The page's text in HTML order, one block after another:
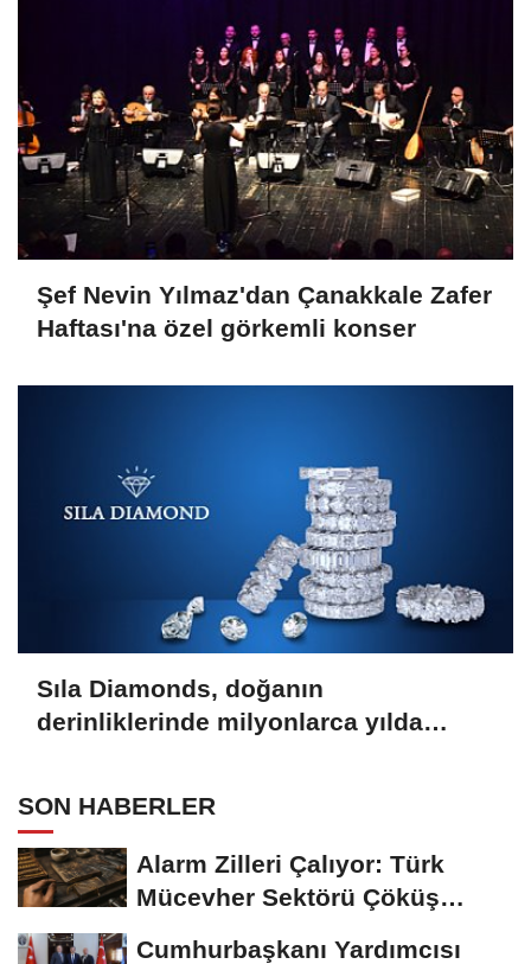
Şef Nevin Yılmaz'dan Çanakkale Zafer
Haftası'na özel görkemli konser
Sıla Diamonds, doğanın
derinliklerinde milyonlarca yılda
SON HABERLER
Alarm Zilleri Çalıyor: Türk
Mücevher Sektörü Çöküş
Cumhurbaşkanı Yardımcısı